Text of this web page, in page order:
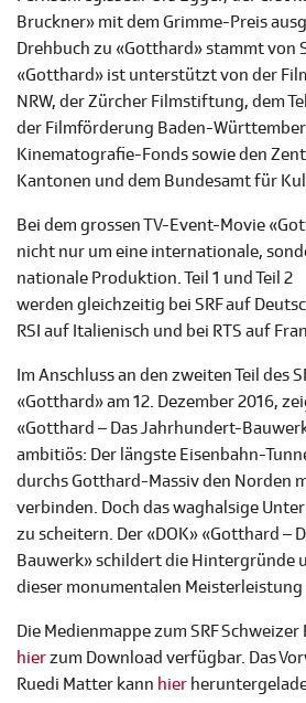
Bruckner» mit dem Grimme-Preis
Drehbuch zu «Gotthard» stammt von
«Gotthard» ist unterstützt von der
NRW, der Zürcher Filmstiftung, dem
der Filmförderung Baden-
Kinematografie-Fonds sowie den
Kantonen und dem Bundesamt für
Bei dem grossen TV-Event-Movie
nicht nur um eine internationale,
nationale Produktion. Teil 1 und Teil 2
werden gleichzeitig bei SRF auf
RSI auf Italienisch und bei RTS auf
Im Anschluss an den zweiten Teil des
«Gotthard» am 12. Dezember 2016,
«Gotthard – Das Jahrhundert-
ambitiös: Der längste Eisenbahn-
durchs Gotthard-Massiv den Norden
verbinden. Doch das waghalsige
zu scheitern. Der «DOK» «Gotthard –
Bauwerk» schildert die Hintergründe
dieser monumentalen Meisterleistung
Die Medienmappe zum SRF
hierzum Download verfügbar. Das
Ruedi Matter kann hier